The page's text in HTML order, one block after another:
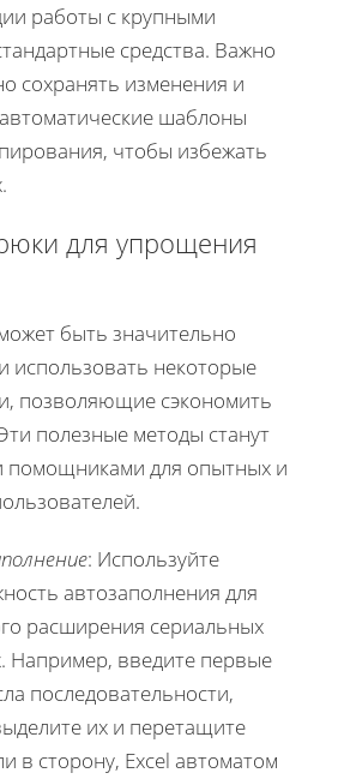
работы с крупными
средства. Важно
сохранять изменения и
шаблоны
чтобы избежать
для упрощения
быть значительно
использовать некоторые
позволяющие сэкономить
полезные методы станут
помощниками для опытных и
: Используйте
автозаполнения для
расширения сериальных
Например, введите первые
последовательности,
их и перетащите
в сторону, Excel автоматом